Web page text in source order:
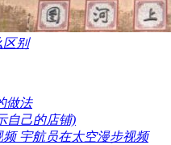
区别
做法
自己的店铺)
宇航员在太空漫步视频